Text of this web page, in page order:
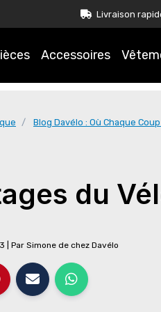
Livraison
Accessoires
Blog Davélo : Où Chaque
du
| Par Simone de chez Davélo